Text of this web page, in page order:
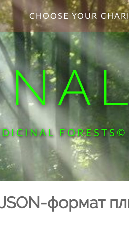
CHOOSE YOUR
формат